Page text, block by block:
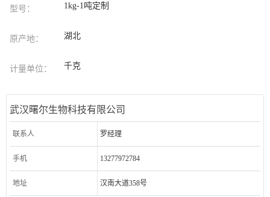
型号： 1kg-1吨定制
原产地： 湖北
计量单位： 千克
武汉曙尔生物科技有限公司
联系人 罗经理
手机 13277972784
地址 汉南大道358号